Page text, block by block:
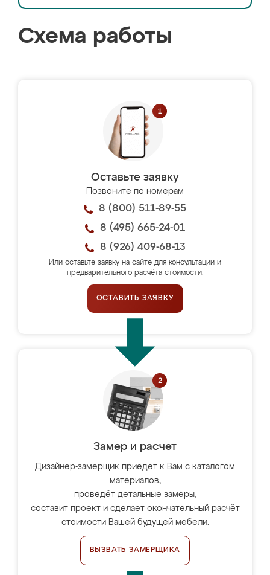
Схема работы
Оставьте заявку
Позвоните по номерам
8 (800) 511-89-55
8 (495) 665-24-01
8 (926) 409-68-13
Или оставьте заявку на сайте для консультации и
предварительного расчёта стоимости.
ОСТАВИТЬ ЗАЯВКУ
Замер и расчет
Дизайнер-замерщик приедет к Вам с каталогом
материалов,
проведёт детальные замеры,
составит проект и сделает окончательный расчёт
стоимости Вашей будущей мебели.
ВЫЗВАТЬ ЗАМЕРЩИКА